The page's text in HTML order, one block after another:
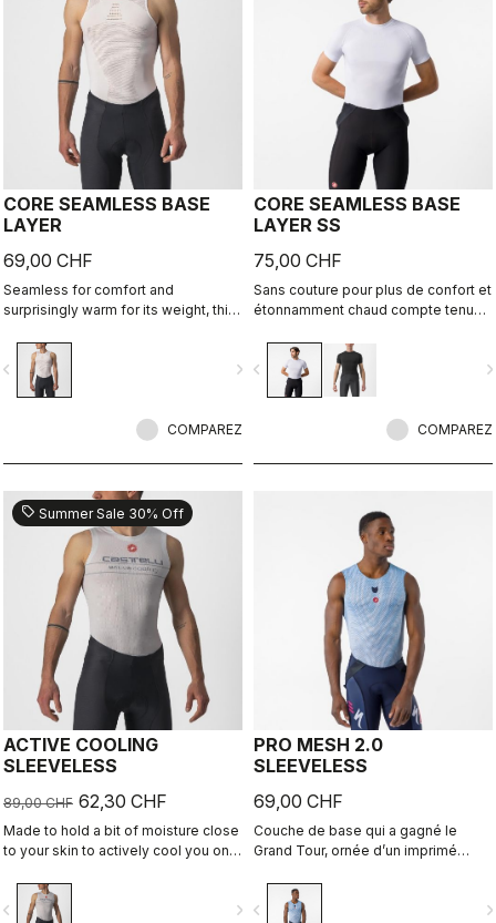
CORE SEAMLESS BASE
LAYER
69,00 CHF
Seamless for comfort and
surprisingly warm for its weight, this
conditions, providing excellent
moisture management.
navigate_next
COMPAREZ
CORE SEAMLESS BASE
LAYER SS
75,00 CHF
Sans couture pour plus de confort et
étonnamment chaud compte tenu
technique est idéal par temps frais
car il offre une excellente gestion
de l'humidité.
navigate_before
COMPAREZ
sell Summer Sale 30% Off
ACTIVE COOLING
SLEEVELESS
89,00 CHF 62,30 CHF
Made to hold a bit of moisture close
to your skin to actively cool you on
cooling.
navigate_next
PRO MESH 2.0
SLEEVELESS
69,00 CHF
Couche de base qui a gagné le
Grand Tour, ornée d’un imprimé
d’afficher votre style à l’intérieur.
navigate_before